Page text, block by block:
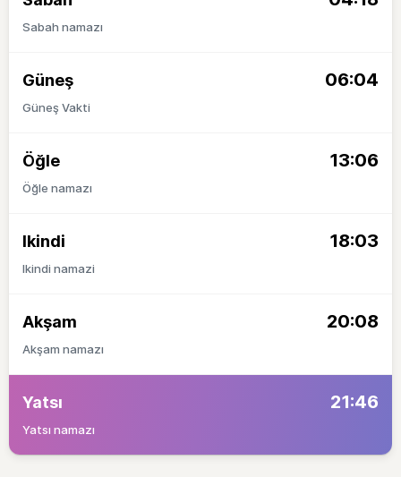
Sabah namazı
Güneş 06:04
Güneş Vakti
Öğle 13:06
Öğle namazı
Ikindi 18:03
Ikindi namazi
Akşam 20:08
Akşam namazı
Yatsı 21:46
Yatsı namazı